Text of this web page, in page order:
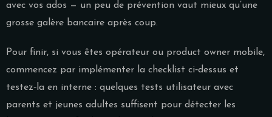
avec vos ados — un peu de prévention vaut mieux qu’une
grosse galère bancaire après coup.
Pour finir, si vous êtes opérateur ou product owner mobile,
commencez par implémenter la checklist ci‑dessus et
testez‑la en interne : quelques tests utilisateur avec
parents et jeunes adultes suffisent pour détecter les